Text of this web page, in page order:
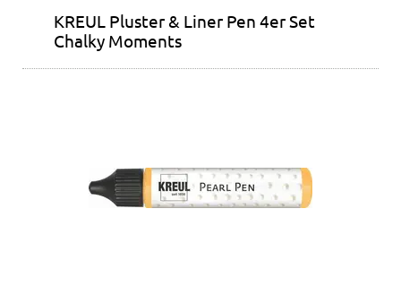
KREUL Pluster & Liner Pen 4er Set
Chalky Moments